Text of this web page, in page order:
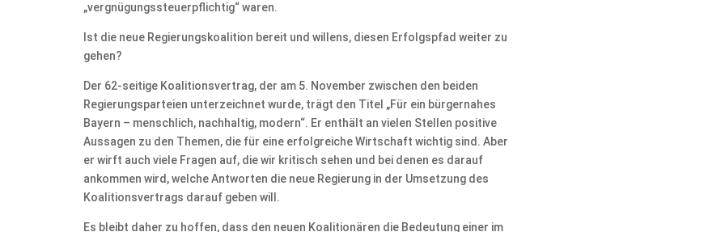
„vergnügungssteuerpflichtig“ waren.
Ist die neue Regierungskoalition bereit und willens, diesen Erfolgspfad weiter zu
gehen?
Der 62-seitige Koalitionsvertrag, der am 5. November zwischen den beiden
Regierungsparteien unterzeichnet wurde, trägt den Titel „Für ein bürgernahes
Bayern – menschlich, nachhaltig, modern“. Er enthält an vielen Stellen positive
Aussagen zu den Themen, die für eine erfolgreiche Wirtschaft wichtig sind. Aber
er wirft auch viele Fragen auf, die wir kritisch sehen und bei denen es darauf
ankommen wird, welche Antworten die neue Regierung in der Umsetzung des
Koalitionsvertrags darauf geben will.
Es bleibt daher zu hoffen, dass den neuen Koalitionären die Bedeutung einer im